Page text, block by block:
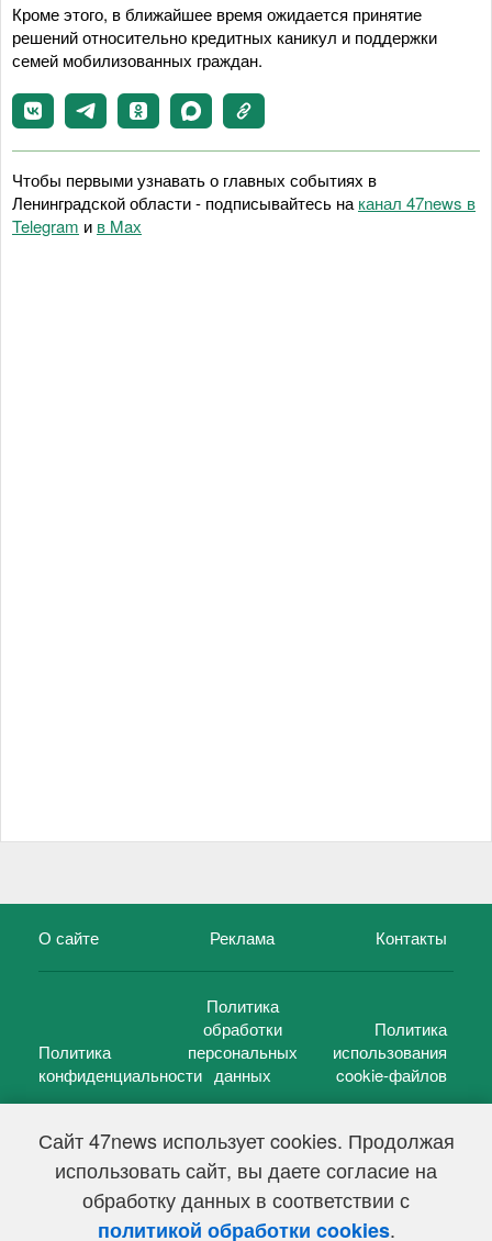
Сайт 47news использует cookies. Продолжая
использовать сайт, вы даете согласие на
обработку данных в соответствии с
политикой обработки cookies.
Кроме этого, в ближайшее время ожидается принятие
решений относительно кредитных каникул и поддержки
семей мобилизованных граждан.
Чтобы первыми узнавать о главных событиях в
Ленинградской области - подписывайтесь на канал 47news в
Telegram и в Maх
О сайте Реклама Контакты
Политика
конфиденциальности
Политика
обработки
персональных
данных
Политика
использования
cookie-файлов
47 новостей (47 news)2005 — 2026 г.
Свидетельство о регистрации СМИ Эл № ФС 77-39848, выдано
Федеральной службой по надзору в сфере связи,